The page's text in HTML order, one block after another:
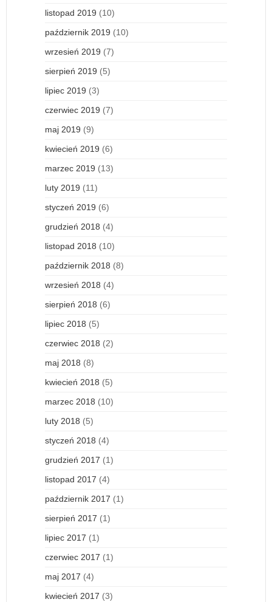
listopad 2019 (10)
październik 2019 (10)
wrzesień 2019 (7)
sierpień 2019 (5)
lipiec 2019 (3)
czerwiec 2019 (7)
maj 2019 (9)
kwiecień 2019 (6)
marzec 2019 (13)
luty 2019 (11)
styczeń 2019 (6)
grudzień 2018 (4)
listopad 2018 (10)
październik 2018 (8)
wrzesień 2018 (4)
sierpień 2018 (6)
lipiec 2018 (5)
czerwiec 2018 (2)
maj 2018 (8)
kwiecień 2018 (5)
marzec 2018 (10)
luty 2018 (5)
styczeń 2018 (4)
grudzień 2017 (1)
listopad 2017 (4)
październik 2017 (1)
sierpień 2017 (1)
lipiec 2017 (1)
czerwiec 2017 (1)
maj 2017 (4)
kwiecień 2017 (3)